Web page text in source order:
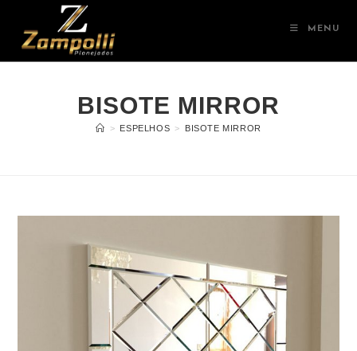
MENU
BISOTE MIRROR
> ESPELHOS > BISOTE MIRROR